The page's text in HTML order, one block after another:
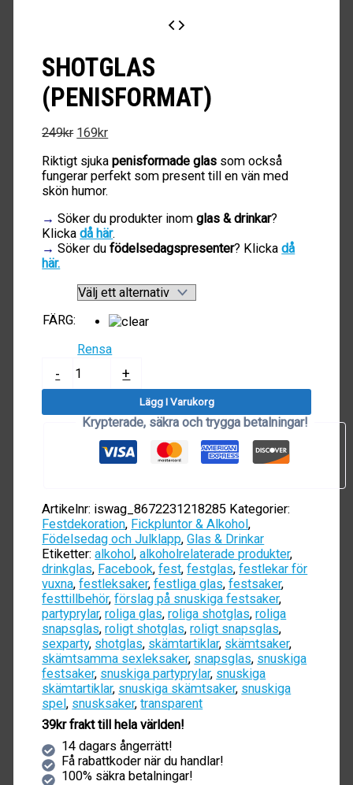
SHOTGLAS
(PENISFORMAT)
249kr Det
priset
var:
249kr.
169krDet
priset
är:
Riktigt sjukapenisformade glas som också
fungerar perfekt som present till en vän med
skön humor.
→ Söker du produkter inomglas & drinkar?
Klickadå här.
→ Söker dufödelsedagspresenter? Klickadå
här.
FÄRG:
Rensa
-
(Penisformat)
mängd
+
Lägg I Varukorg
Krypterade, säkra och trygga betalningar!
Artikelnr: iswag_8672231218285 Kategorier:
Festdekoration, Fickpluntor & Alkohol,
Födelsedag och Julklapp,Glas & Drinkar
Etiketter:alkohol,alkoholrelaterade produkter,
drinkglas, Facebook,fest,festglas,festlekar för
vuxna,festleksaker,festliga glas,festsaker,
festtillbehör,förslag på snuskiga festsaker,
partyprylar,roliga glas,roliga shotglas,roliga
snapsglas,roligt shotglas,roligt snapsglas,
sexparty, shotglas, skämtartiklar, skämtsaker,
skämtsamma sexleksaker, snapsglas, snuskiga
festsaker, snuskiga partyprylar, snuskiga
skämtartiklar, snuskiga skämtsaker, snuskiga
spel, snusksaker,transparent
39kr frakt till hela världen!
14 dagars ångerrätt!
Få rabattkoder när du handlar!
100% säkra betalningar!